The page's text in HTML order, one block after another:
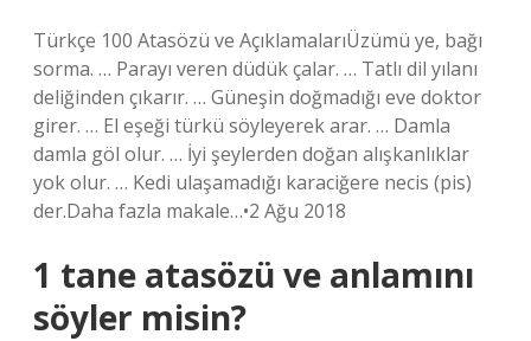
Türkçe 100 Atasözü ve AçıklamalarıÜzümü ye, bağı
sorma. … Parayı veren düdük çalar. … Tatlı dil yılanı
deliğinden çıkarır. … Güneşin doğmadığı eve doktor
girer. … El eşeği türkü söyleyerek arar. … Damla
damla göl olur. … İyi şeylerden doğan alışkanlıklar
yok olur. … Kedi ulaşamadığı karaciğere necis (pis)
der.Daha fazla makale…•2 Ağu 2018
1 tane atasözü ve anlamını
söyler misin?